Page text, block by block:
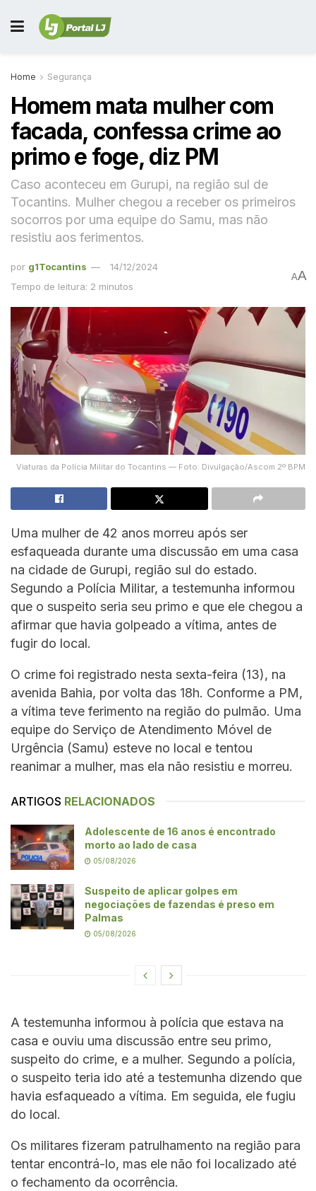
Home Segurança
Homem mata mulher com
facada, confessa crime ao
primo e foge, diz PM
Caso aconteceu em Gurupi, na região sul de
Tocantins. Mulher chegou a receber os primeiros
socorros por uma equipe do Samu, mas não
resistiu aos ferimentos.
por g1Tocantins
14/12/2024
Tempo de leitura: 2 minutos
AA
Viaturas da Polícia Militar do Tocantins — Foto: Divulgação/Ascom 2º BPM
Uma mulher de 42 anos morreu após ser
esfaqueada durante uma discussão em uma casa
na cidade de Gurupi, região sul do estado.
Segundo a Polícia Militar, a testemunha informou
que o suspeito seria seu primo e que ele chegou a
afirmar que havia golpeado a vítima, antes de
fugir do local.
O crime foi registrado nesta sexta-feira (13), na
avenida Bahia, por volta das 18h. Conforme a PM,
a vítima teve ferimento na região do pulmão. Uma
equipe do Serviço de Atendimento Móvel de
Urgência (Samu) esteve no local e tentou
reanimar a mulher, mas ela não resistiu e morreu.
ARTIGOS RELACIONADOS
Adolescente de 16 anos é encontrado
morto ao lado de casa
05/08/2026
Suspeito de aplicar golpes em
negociações de fazendas é preso em
Palmas
05/08/2026
A testemunha informou à polícia que estava na
casa e ouviu uma discussão entre seu primo,
suspeito do crime, e a mulher. Segundo a polícia,
o suspeito teria ido até a testemunha dizendo que
havia esfaqueado a vítima. Em seguida, ele fugiu
do local.
Os militares fizeram patrulhamento na região para
tentar encontrá-lo, mas ele não foi localizado até
o fechamento da ocorrência.